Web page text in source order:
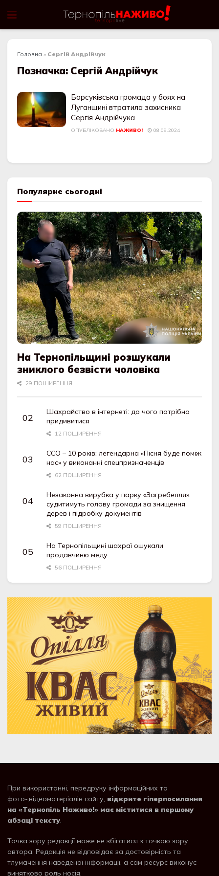
Головна » Сергій Андрійчук
Позначка: Сергій Андрійчук
Борсуківська громада у боях на
Луганщині втратила захисника
Сергія Андрійчука
ОПУБЛІКОВАНО НАЖИВО! 08.09.2024
Популярне сьогодні
На Тернопільщині розшукали
зниклого безвісти чоловіка
29 ПОШИРЕННЯ
Шахрайство в інтернеті: до чого потрібно
придивитися
12 ПОШИРЕННЯ
ССО – 10 років: легендарна «Пісня буде поміж
нас» у виконанні спецпризначенців
62 ПОШИРЕННЯ
Незаконна вирубка у парку «Загребелля»:
судитимуть голову громади за знищення
дерев і підробку документів
59 ПОШИРЕННЯ
На Тернопільщині шахраї ошукали
продавчиню меду
56 ПОШИРЕННЯ
При використанні, передруку інформаційних та
фото-,відеоматеріалів сайту, відкрите гіперпосилання
на «Тернопіль Наживо!» має міститися в першому
абзаці тексту.
Точка зору редакції може не збігатися з точкою зору
автора. Редакція не відповідає за достовірність та
тлумачення наведеної інформації, а сам ресурс виконує
винятково роль носія.